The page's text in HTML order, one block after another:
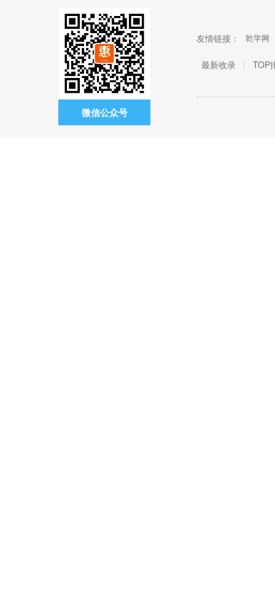
微信公众号
友情链接： 乾学网
最新收录 | TOP